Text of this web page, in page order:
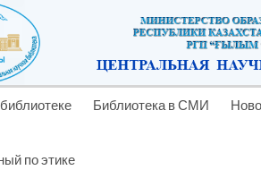
Библиотека в СМИ
по этике